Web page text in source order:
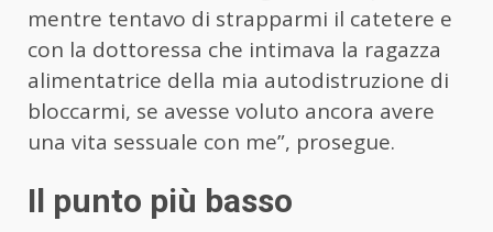
mentre tentavo di strapparmi il catetere e
con la dottoressa che intimava la ragazza
alimentatrice della mia autodistruzione di
bloccarmi, se avesse voluto ancora avere
una vita sessuale con me”, prosegue.
Il punto più basso